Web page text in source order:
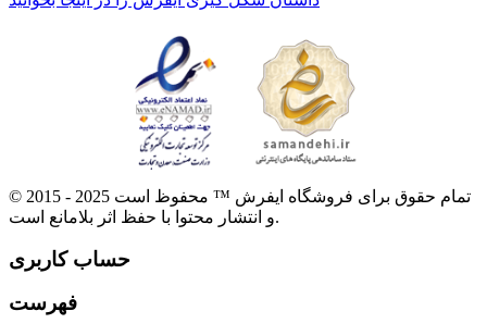
© 2015 - 2025 تمام حقوق برای فروشگاه ایفرش ™ محفوظ است
و انتشار محتوا با حفظ اثر بلامانع است.
حساب کاربری
فهرست